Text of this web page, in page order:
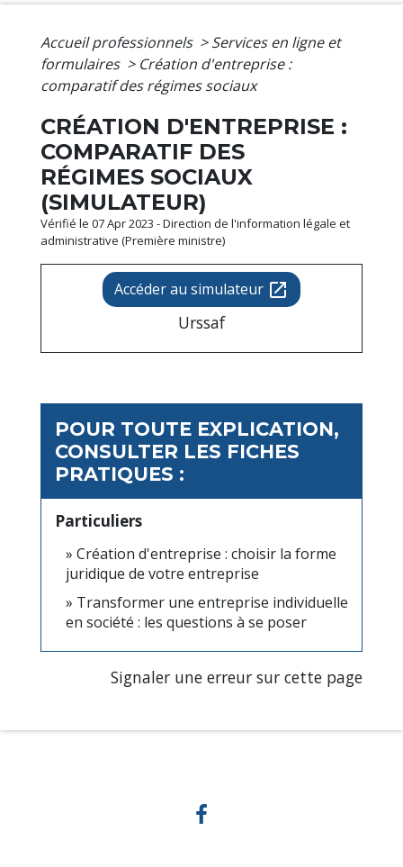
Accueil professionnels > Services en ligne et
formulaires > Création d'entreprise :
comparatif des régimes sociaux
CRÉATION D'ENTREPRISE :
COMPARATIF DES
RÉGIMES SOCIAUX
(SIMULATEUR)
Vérifié le 07 Apr 2023 - Direction de l'information légale et
administrative (Première ministre)
Accéder au simulateur open_in_new
Urssaf
POUR TOUTE EXPLICATION,
CONSULTER LES FICHES
PRATIQUES :
Particuliers
Création d'entreprise : choisir la forme
juridique de votre entreprise
Transformer une entreprise individuelle
en société : les questions à se poser
Signaler une erreur sur cette page